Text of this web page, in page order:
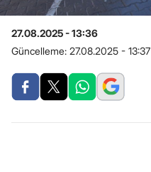
27.08.2025 - 13:36
Güncelleme: 27.08.2025 - 13:37